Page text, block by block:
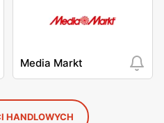
Media Markt
HANDLOWYCH